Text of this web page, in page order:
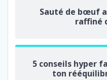
Sauté de bœuf
raffiné
5 conseils hyper
ton